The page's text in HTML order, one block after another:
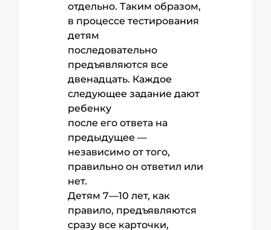
отдельно. Таким образом,
в процессе тестирования
детям
последовательно
предъявляются все
двенадцать. Каждое
следующее задание дают
ребенку
после его ответа на
предыдущее —
независимо от того,
правильно он ответил или
нет.
Детям 7—10 лет, как
правило, предъявляются
сразу все карточки,